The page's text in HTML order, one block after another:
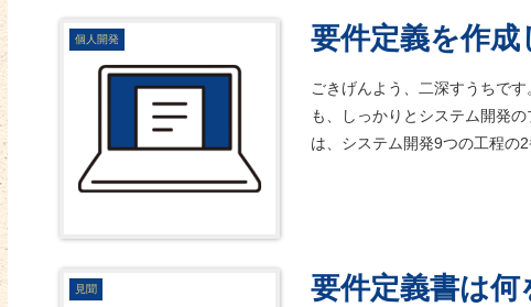
個人開発 要件定義を作成
ごきげんよう、二深すうちで
も、しっかりとシステム開発
は、システム開発9つの工程の
見聞
要件定義書は